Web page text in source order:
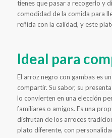
tienes que pasar a recogerlo y
comodidad de la comida para
reñida con la calidad, y este
Ideal para
El arroz negro con gambas es
compartir. Su sabor, su
lo convierten en una elección
familiares o amigos. Es una
disfrutan de los arroces
plato diferente, con